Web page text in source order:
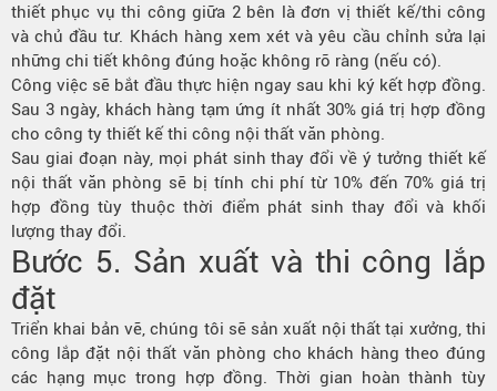
thiết phục vụ thi công giữa 2 bên là đơn vị thiết kế/thi công
và chủ đầu tư. Khách hàng xem xét và yêu cầu chỉnh sửa lại
những chi tiết không đúng hoặc không rõ ràng (nếu có).
Công việc sẽ bắt đầu thực hiện ngay sau khi ký kết hợp đồng.
Sau 3 ngày, khách hàng tạm ứng ít nhất 30% giá trị hợp đồng
cho công ty thiết kế thi công nội thất văn phòng.
Sau giai đoạn này, mọi phát sinh thay đổi về ý tưởng thiết kế
nội thất văn phòng sẽ bị tính chi phí từ 10% đến 70% giá trị
hợp đồng tùy thuộc thời điểm phát sinh thay đổi và khối
lượng thay đổi.
Bước 5. Sản xuất và thi công lắp
đặt
Triển khai bản vẽ, chúng tôi sẽ sản xuất nội thất tại xưởng, thi
công lắp đặt nội thất văn phòng cho khách hàng theo đúng
các hạng mục trong hợp đồng. Thời gian hoàn thành tùy